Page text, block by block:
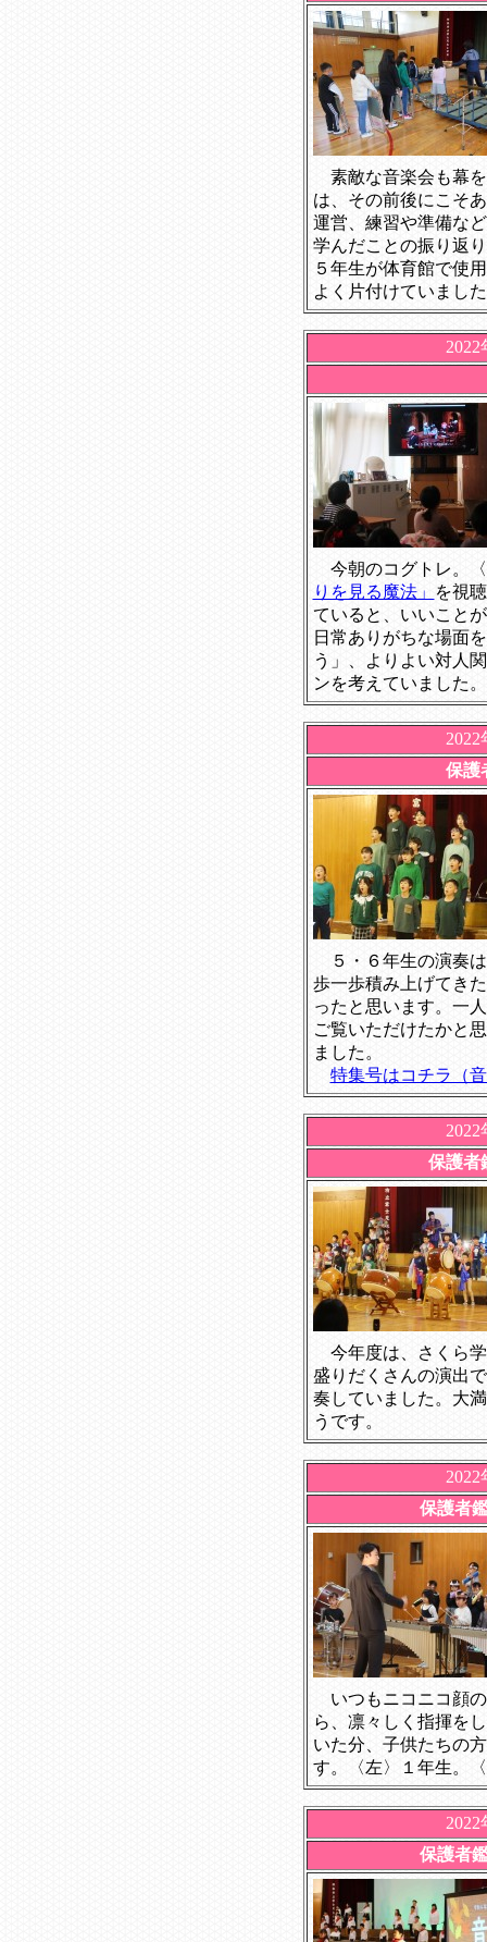
素敵な音楽会も幕
は、その前後にこそ
運営、練習や準備な
学んだことの振り返
５年生が体育館で使
よく片付けていまし
今朝のコグトレ。
りを見る魔法」
を視
ていると、いいこと
日常ありがちな場面
う」、よりよい対人
ンを考えていました。
保護
５・６年生の演奏
歩一歩積み上げてき
ったと思います。一
ご覧いただけたかと
ました。
特集号はコチラ（
保護
今年度は、さくら
盛りだくさんの演出
奏していました。大
うです。
保護者
いつもニコニコ顔
ら、凛々しく指揮を
いた分、子供たちの
す。〈左〉１年生。
保護者